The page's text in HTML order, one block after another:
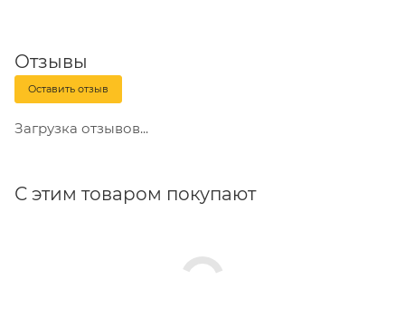
Отзывы
Оставить отзыв
Загрузка отзывов...
С этим товаром покупают